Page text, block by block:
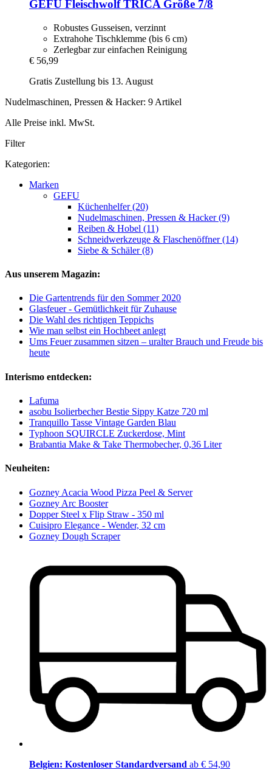
GEFU Fleischwolf TRICA Größe 7/8
Robustes Gusseisen, verzinnt
Extrahohe Tischklemme (bis 6 cm)
Zerlegbar zur einfachen Reinigung
€ 56,99
Gratis Zustellung bis 13. August
Nudelmaschinen, Pressen & Hacker: 9 Artikel
Alle Preise inkl. MwSt.
Filter
Kategorien:
Marken
GEFU
Küchenhelfer (20)
Nudelmaschinen, Pressen & Hacker (9)
Reiben & Hobel (11)
Schneidwerkzeuge & Flaschenöffner (14)
Siebe & Schäler (8)
Aus unserem Magazin:
Die Gartentrends für den Sommer 2020
Glasfeuer - Gemütlichkeit für Zuhause
Die Wahl des richtigen Teppichs
Wie man selbst ein Hochbeet anlegt
Ums Feuer zusammen sitzen – uralter Brauch und Freude bis
heute
Interismo entdecken:
Lafuma
asobu Isolierbecher Bestie Sippy Katze 720 ml
Tranquillo Tasse Vintage Garden Blau
Typhoon SQUIRCLE Zuckerdose, Mint
Brabantia Make & Take Thermobecher, 0,36 Liter
Neuheiten:
Gozney Acacia Wood Pizza Peel & Server
Gozney Arc Booster
Dopper Steel x Flip Straw - 350 ml
Cuisipro Elegance - Wender, 32 cm
Gozney Dough Scraper
Belgien: Kostenloser Standardversand ab € 54,90